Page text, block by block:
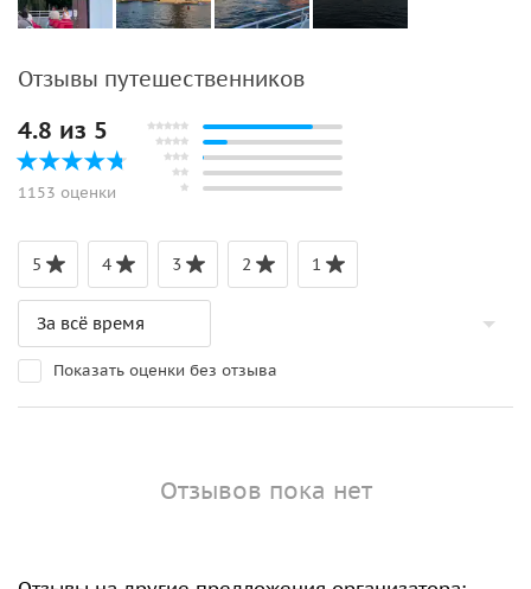
Отзывы путешественников
4.8 из 5
1153 оценки
5 4 3 2 1
Показать оценки без отзыва
Отзывов пока нет